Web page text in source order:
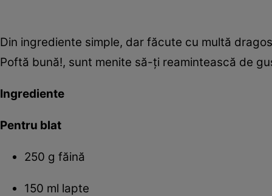
Din ingrediente simple, dar făcute cu multă
Poftă bună!, sunt menite să-ţi reamintească de
Ingrediente
Pentru blat
250 g făină
150 ml lapte